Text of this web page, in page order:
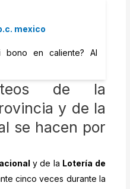
mexico
bono en caliente? Al
de la
y de la
se hacen por
y de la Lotería de
cinco veces durante la